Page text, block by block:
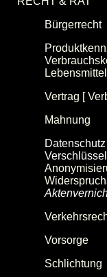
Bürgerrecht
Vertrag [
Mahnung
Datenschutz
Vorsorge
Schlichtung